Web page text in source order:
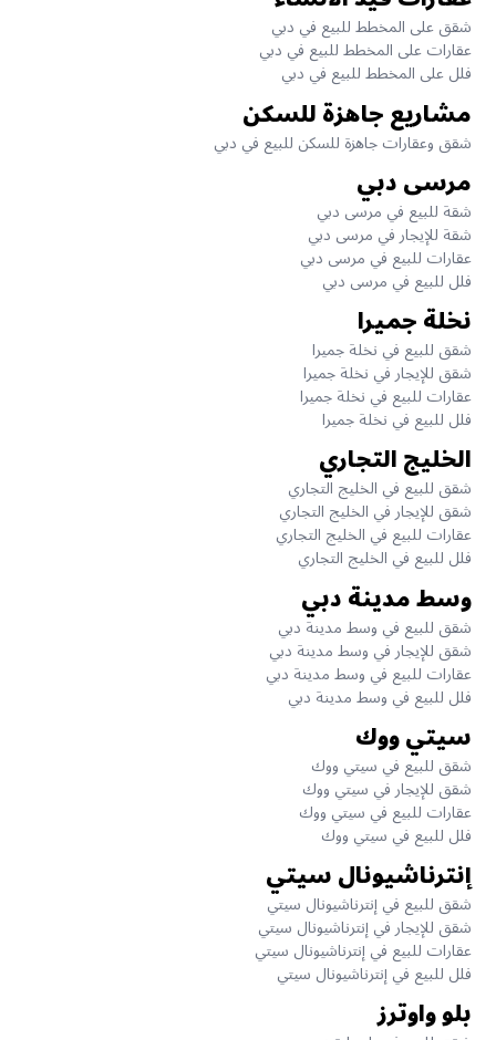
شقق على المخطط للبيع في دبي
عقارات على المخطط للبيع في دبي
فلل على المخطط للبيع في دبي
مشاريع جاهزة للسكن
شقق وعقارات جاهزة للسكن للبيع في دبي
مرسى دبي
شقة للبيع في مرسى دبي
شقة للإيجار في مرسى دبي
عقارات للبيع في مرسى دبي
فلل للبيع في مرسى دبي
نخلة جميرا
شقق للبيع في نخلة جميرا
شقق للإيجار في نخلة جميرا
عقارات للبيع في نخلة جميرا
فلل للبيع في نخلة جميرا
الخليج التجاري
شقق للبيع في الخليج التجاري
شقق للإيجار في الخليج التجاري
عقارات للبيع في الخليج التجاري
فلل للبيع في الخليج التجاري
وسط مدينة دبي
شقق للبيع في وسط مدينة دبي
شقق للإيجار في وسط مدينة دبي
عقارات للبيع في وسط مدينة دبي
فلل للبيع في وسط مدينة دبي
سيتي ووك
شقق للبيع في سيتي ووك
شقق للإيجار في سيتي ووك
عقارات للبيع في سيتي ووك
فلل للبيع في سيتي ووك
إنترناشيونال سيتي
شقق للبيع في إنترناشيونال سيتي
شقق للإيجار في إنترناشيونال سيتي
عقارات للبيع في إنترناشيونال سيتي
فلل للبيع في إنترناشيونال سيتي
بلو واوترز